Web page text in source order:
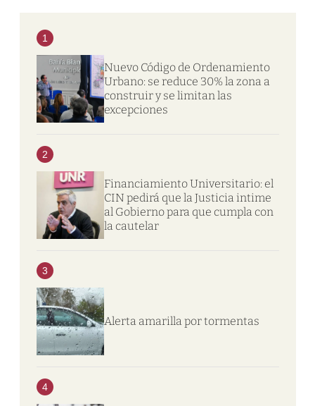
1
Nuevo Código de Ordenamiento
Urbano: se reduce 30% la zona a
construir y se limitan las
excepciones
2
Financiamiento Universitario: el
CIN pedirá que la Justicia intime
al Gobierno para que cumpla con
la cautelar
3
Alerta amarilla por tormentas
4